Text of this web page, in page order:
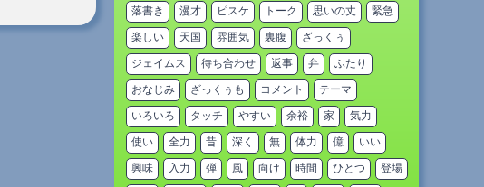
落書き 漫才 ピスケ トーク 思いの丈 緊急
楽しい 天国 雰囲気 裏腹 ざっくぅ
ジェイムス 待ち合わせ 返事 弁 ふたり
おなじみ ざっくぅも コメント テーマ
いろいろ タッチ やすい 余裕 家 気力
使い 全力 昔 深く 無 体力 億 いい
興味 入力 弾 風 向け 時間 ひとつ 登場